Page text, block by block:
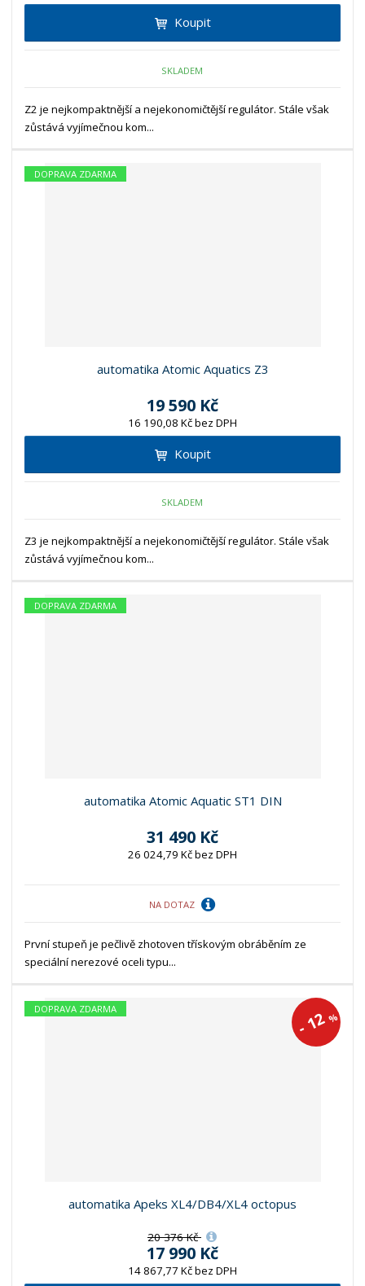
Koupit
SKLADEM
Z2 je nejkompaktnější a nejekonomičtější regulátor. Stále však
zůstává vyjímečnou kom...
DOPRAVA ZDARMA
automatika Atomic Aquatics Z3
19 590 Kč
16 190,08 Kč bez DPH
Koupit
SKLADEM
Z3 je nejkompaktnější a nejekonomičtější regulátor. Stále však
zůstává vyjímečnou kom...
DOPRAVA ZDARMA
automatika Atomic Aquatic ST1 DIN
31 490 Kč
26 024,79 Kč bez DPH
NA DOTAZ
První stupeň je pečlivě zhotoven třískovým obráběním ze
speciální nerezové oceli typu...
-12%
DOPRAVA ZDARMA
automatika Apeks XL4/DB4/XL4 octopus
20 376 Kč
17 990 Kč
14 867,77 Kč bez DPH